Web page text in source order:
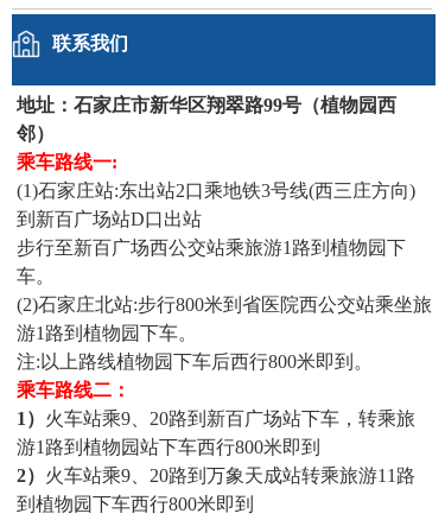
联
联系我们
地址：石家庄市新华区翔翠路99号（植物园西
邻）
乘车路线一:
(1)石家庄站:东出站2口乘地铁3号线(西三庄方向)
到新百广场站D口出站
步行至新百广场西公交站乘旅游1路到植物园下
车。
(2)石家庄北站:步行800米到省医院西公交站乘坐旅
游1路到植物园下车。
注:以上路线植物园下车后西行800米即到。
乘车路线二：
1） 火车站乘9、20路到新百广场站下车，转乘旅
游1路到植物园站下车西行800米即到
2） 火车站乘9、20路到万象天成站转乘旅游11路
到植物园下车西行800米即到